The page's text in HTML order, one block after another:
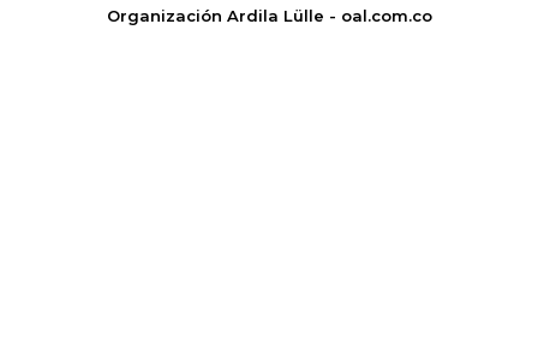
Organización Ardila Lülle - oal.com.co